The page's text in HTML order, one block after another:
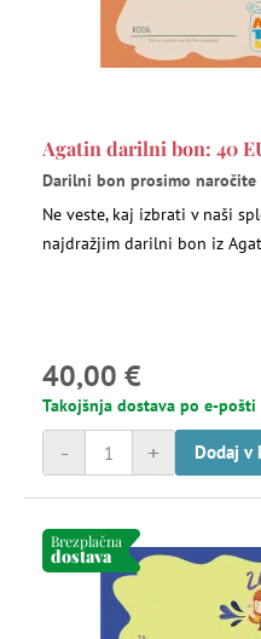
Agatin darilni bon: 40
Darilni bon prosimo naročite
Ne veste, kaj izbrati v naši
najdražjim darilni bon iz
40,00 €
Takojšnja dostava po e-pošti
+
- Dodaj v
Brezplačna
dostava